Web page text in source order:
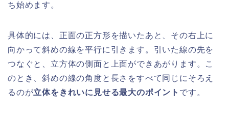
ち始めます。
具体的には、正面の正方形を描いたあと、その右上に
向かって斜めの線を平行に引きます。引いた線の先を
つなぐと、立方体の側面と上面ができあがります。こ
のとき、斜めの線の角度と長さをすべて同じにそろえ
るのが立体をきれいに見せる最大のポイント です。